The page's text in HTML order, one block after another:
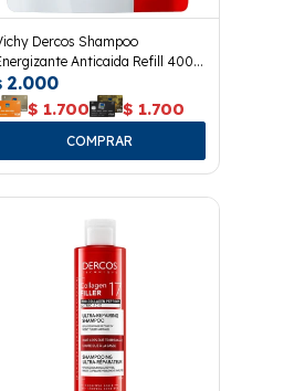
Dercos Shampoo
Anticaida Refill 400
2.000
$ 1.700 $ 1.700